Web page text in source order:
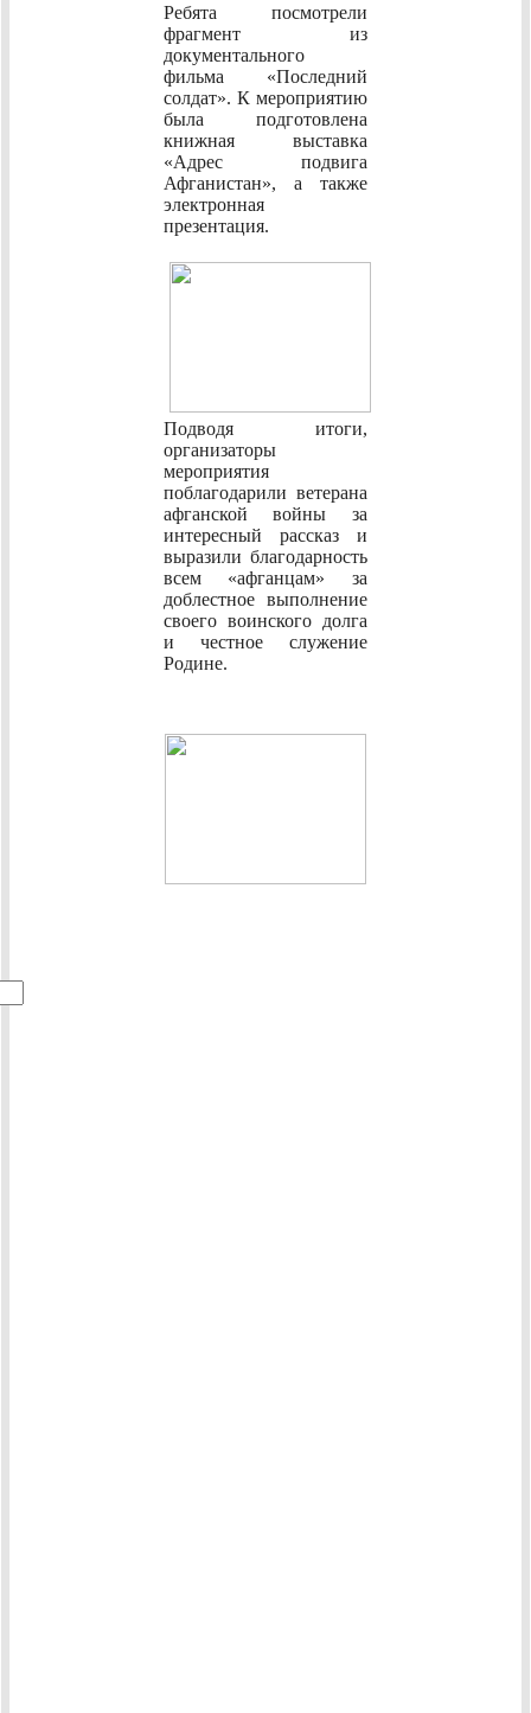
Ребята посмотрели
фрагмент из
документального
фильма «Последний
солдат». К мероприятию
была подготовлена
книжная выставка
«Адрес подвига
Афганистан», а также
электронная
презентация.
Подводя итоги,
организаторы
мероприятия
поблагодарили ветерана
афганской войны за
интересный рассказ и
выразили благодарность
всем «афганцам» за
доблестное выполнение
своего воинского долга
и честное служение
Родине.